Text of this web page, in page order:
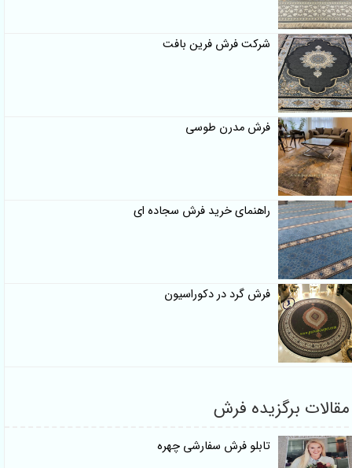
شرکت فرش فرین بافت
فرش مدرن طوسی
راهنمای خرید فرش سجاده ای
فرش گرد در دکوراسیون
مقالات برگزیده فرش
تابلو فرش سفارشی چهره